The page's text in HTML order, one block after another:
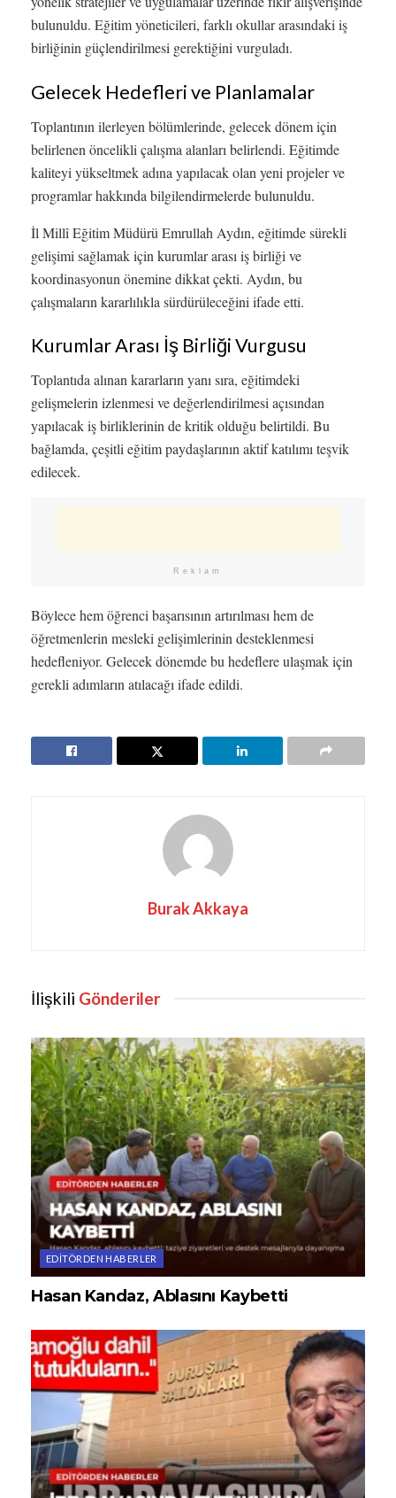
bulunuldu. Eğitim yöneticileri, farklı okullar arasındaki iş
birliğinin güçlendirilmesi gerektiğini vurguladı.
Gelecek Hedefleri ve Planlamalar
Toplantının ilerleyen bölümlerinde, gelecek dönem için
belirlenen öncelikli çalışma alanları belirlendi. Eğitimde
kaliteyi yükseltmek adına yapılacak olan yeni projeler ve
programlar hakkında bilgilendirmelerde bulunuldu.
İl Millî Eğitim Müdürü Emrullah Aydın, eğitimde sürekli
gelişimi sağlamak için kurumlar arası iş birliği ve
koordinasyonun önemine dikkat çekti. Aydın, bu
çalışmaların kararlılıkla sürdürüleceğini ifade etti.
Kurumlar Arası İş Birliği Vurgusu
Toplantıda alınan kararların yanı sıra, eğitimdeki
gelişmelerin izlenmesi ve değerlendirilmesi açısından
yapılacak iş birliklerinin de kritik olduğu belirtildi. Bu
bağlamda, çeşitli eğitim paydaşlarının aktif katılımı teşvik
edilecek.
Reklam
Böylece hem öğrenci başarısının artırılması hem de
öğretmenlerin mesleki gelişimlerinin desteklenmesi
hedefleniyor. Gelecek dönemde bu hedeflere ulaşmak için
gerekli adımların atılacağı ifade edildi.
Burak Akkaya
İlişkili Gönderiler
EDITÖRDEN HABERLER
Hasan Kandaz, Ablasını Kaybetti